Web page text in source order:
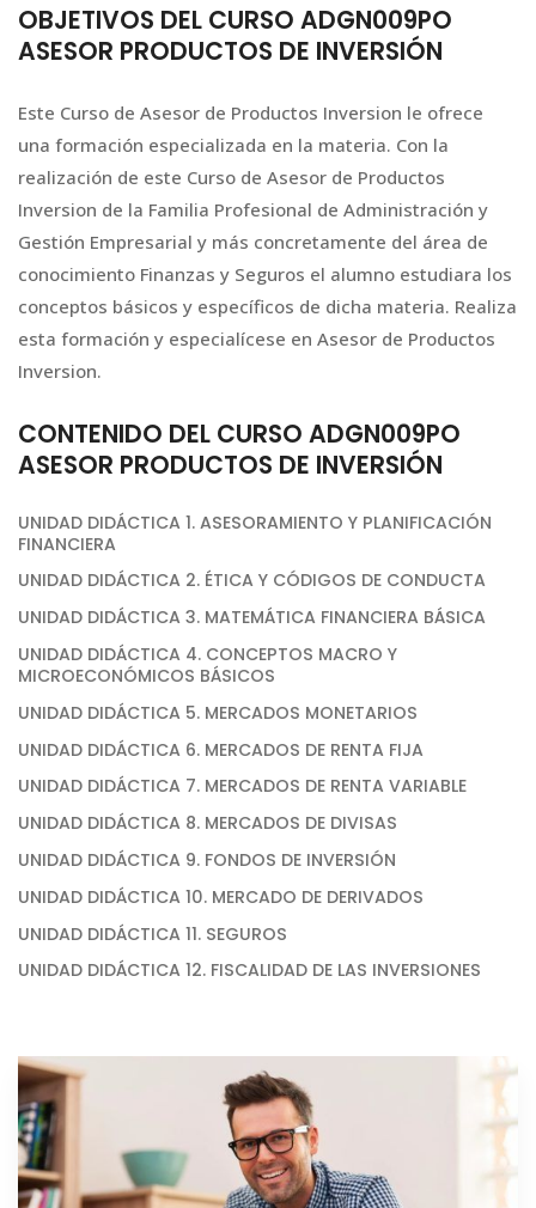
OBJETIVOS DEL CURSO ADGN009PO
ASESOR PRODUCTOS DE INVERSIÓN
Este Curso de Asesor de Productos Inversion le ofrece
una formación especializada en la materia. Con la
realización de este Curso de Asesor de Productos
Inversion de la Familia Profesional de Administración y
Gestión Empresarial y más concretamente del área de
conocimiento Finanzas y Seguros el alumno estudiara los
conceptos básicos y específicos de dicha materia. Realiza
esta formación y especialícese en Asesor de Productos
Inversion.
CONTENIDO DEL CURSO ADGN009PO
ASESOR PRODUCTOS DE INVERSIÓN
UNIDAD DIDÁCTICA 1. ASESORAMIENTO Y PLANIFICACIÓN
FINANCIERA
UNIDAD DIDÁCTICA 2. ÉTICA Y CÓDIGOS DE CONDUCTA
UNIDAD DIDÁCTICA 3. MATEMÁTICA FINANCIERA BÁSICA
UNIDAD DIDÁCTICA 4. CONCEPTOS MACRO Y
MICROECONÓMICOS BÁSICOS
UNIDAD DIDÁCTICA 5. MERCADOS MONETARIOS
UNIDAD DIDÁCTICA 6. MERCADOS DE RENTA FIJA
UNIDAD DIDÁCTICA 7. MERCADOS DE RENTA VARIABLE
UNIDAD DIDÁCTICA 8. MERCADOS DE DIVISAS
UNIDAD DIDÁCTICA 9. FONDOS DE INVERSIÓN
UNIDAD DIDÁCTICA 10. MERCADO DE DERIVADOS
UNIDAD DIDÁCTICA 11. SEGUROS
UNIDAD DIDÁCTICA 12. FISCALIDAD DE LAS INVERSIONES